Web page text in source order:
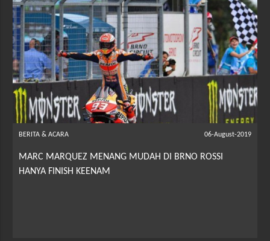
BERITA & ACARA 06-August-2019
MARC MARQUEZ MENANG MUDAH DI BRNO ROSSI
HANYA FINISH KEENAM